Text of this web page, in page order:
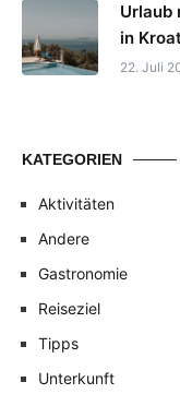
Urlaub
in
22. Juli
KATEGORIEN
Aktivitäten
Andere
Gastronomie
Reiseziel
Tipps
Unterkunft